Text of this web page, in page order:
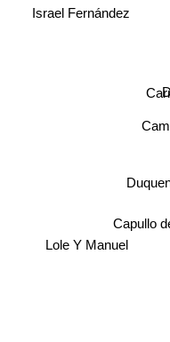
Capullo
Lole Y Manuel